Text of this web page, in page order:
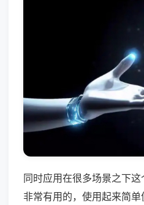
同时应用在很多场景之下
非常有用的，使用起来简